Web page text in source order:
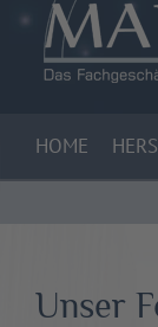
HOME
Unser